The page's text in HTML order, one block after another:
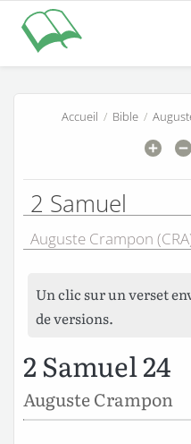
Accueil / Bible/
2 Samuel
Auguste Crampon
Un clic sur un verset
de versions.
2 Samuel 24
Auguste Crampon